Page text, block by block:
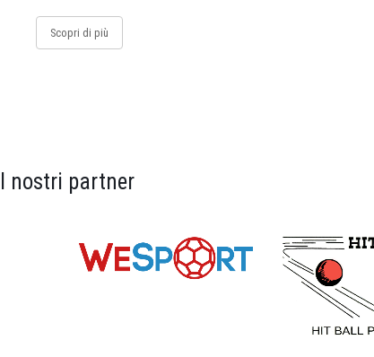
Scopri di più
I nostri partner